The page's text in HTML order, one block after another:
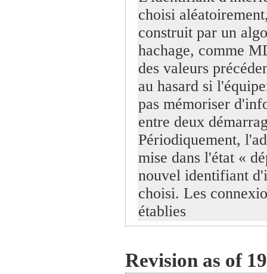
choisi
construit par un
hachage, comme
des valeurs
au hasard si
pas mémoriser
entre deux
Périodiquement,
mise dans l'état «
nouvel identifiant
choisi. Les
établies
Revision as of